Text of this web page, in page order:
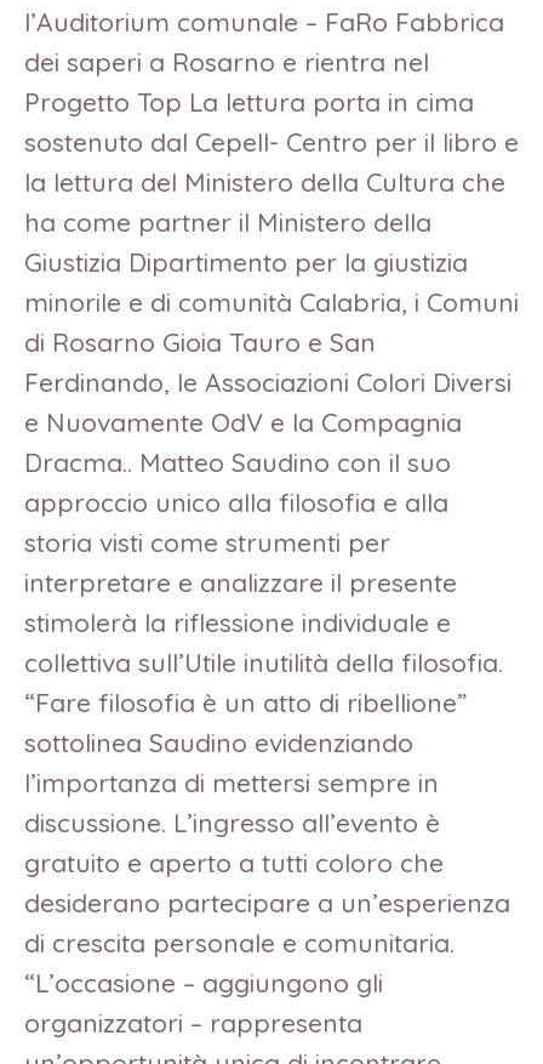
l’Auditorium comunale – FaRo Fabbrica
dei saperi a Rosarno e rientra nel
Progetto Top La lettura porta in cima
sostenuto dal Cepell- Centro per il libro e
la lettura del Ministero della Cultura che
ha come partner il Ministero della
Giustizia Dipartimento per la giustizia
minorile e di comunità Calabria, i Comuni
di Rosarno Gioia Tauro e San
Ferdinando, le Associazioni Colori Diversi
e Nuovamente OdV e la Compagnia
Dracma.. Matteo Saudino con il suo
approccio unico alla filosofia e alla
storia visti come strumenti per
interpretare e analizzare il presente
stimolerà la riflessione individuale e
collettiva sull’Utile inutilità della filosofia.
“Fare filosofia è un atto di ribellione”
sottolinea Saudino evidenziando
l’importanza di mettersi sempre in
discussione. L’ingresso all’evento è
gratuito e aperto a tutti coloro che
desiderano partecipare a un’esperienza
di crescita personale e comunitaria.
“L’occasione – aggiungono gli
organizzatori – rappresenta